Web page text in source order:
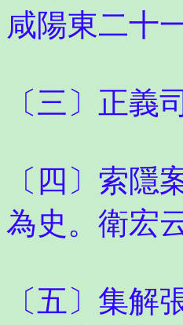
咸陽東二十
〔三〕正義
〔四〕索隱
為史。衛宏
〔五〕集解